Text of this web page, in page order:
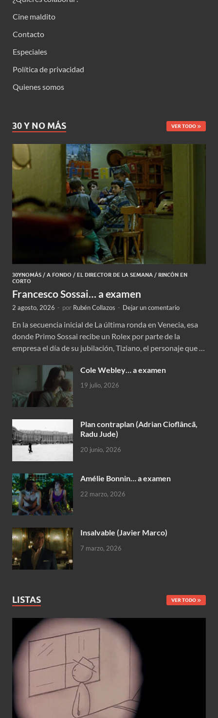
Cine maldito
Contacto
Especiales
Política de privacidad
Quienes somos
30 Y NO MÁS VER TODO
30YNOMÁS / A FONDO / EL DIRECTOR DE LA SEMANA / RINCÓN EN
CORTO
Francesco Sossai… a examen
2 agosto, 2026 - por Rubén Collazos - Dejar un comentario
En la secuencia inicial de La última ronda en Venecia, esa
donde Primo Sossai recibe un Rolex por parte de la
empresa el día de su jubilación, Tiziano, el personaje que …
Cole Webley… a examen
19 julio, 2026
Plan contraplan (Adrian Cioflâncã,
Radu Jude)
20 junio, 2026
Amélie Bonnin… a examen
22 marzo, 2026
Insalvable (Javier Marco)
7 marzo, 2026
LISTAS VER TODO